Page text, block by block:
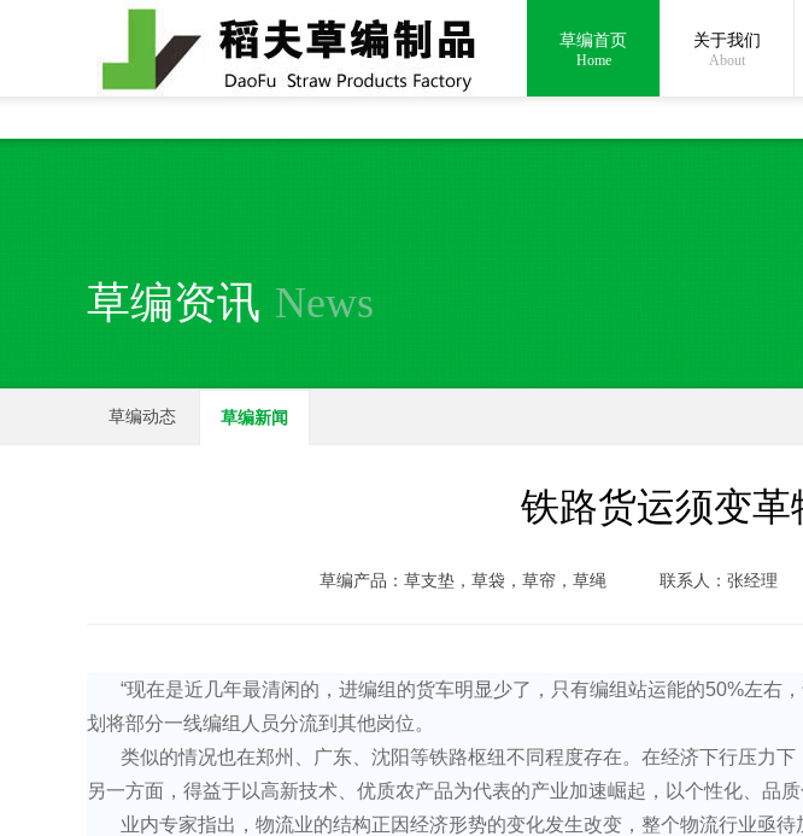
全国统一24小时销售电话：15937370357 草编首页
Home
关于我们
About
草编资讯 News
草编动态 草编新闻
铁路货运须变
草编产品：草支垫，草袋，草帘，草绳 联系人：张经理
“现在是近几年最清闲的，进编组的货车明显少了，只有编组站运能的50%左右
划将部分一线编组人员分流到其他岗位。
类似的情况也在郑州、广东、沈阳等铁路枢纽不同程度存在。在经济下行压力
另一方面，得益于以高新技术、优质农产品为代表的产业加速崛起，以个性化、品
业内专家指出，物流业的结构正因经济形势的变化发生改变，整个物流行业亟